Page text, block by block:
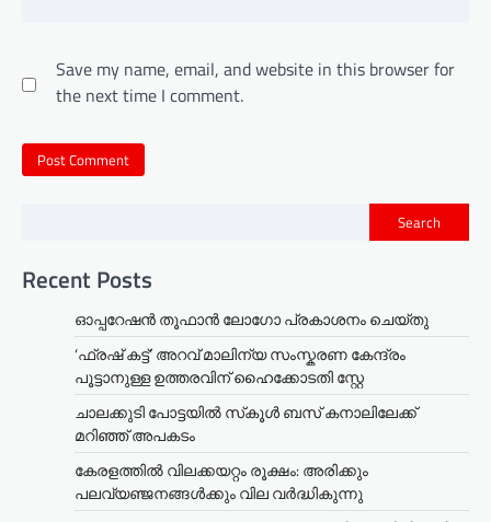
Save my name, email, and website in this browser for
the next time I comment.
Search
Recent Posts
ഓപ്പറേഷൻ തൂഫാൻ ലോഗോ പ്രകാശനം ചെയ്തു
‘ഫ്രഷ് കട്ട്’ അറവ് മാലിന്യ സംസ്കരണ കേന്ദ്രം
പൂട്ടാനുള്ള ഉത്തരവിന് ഹൈക്കോടതി സ്റ്റേ
ചാലക്കുടി പോട്ടയിൽ സ്‌കൂൾ ബസ് കനാലിലേക്ക്
മറിഞ്ഞ് അപകടം
കേരളത്തില്‍ വിലക്കയറ്റം രൂക്ഷം: അരിക്കും
പലവ്യഞ്ജനങ്ങള്‍ക്കും വില വർദ്ധികുന്നു